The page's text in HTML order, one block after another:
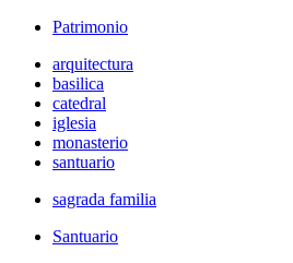
Patrimonio
arquitectura
basilica
catedral
iglesia
monasterio
santuario
sagrada familia
Santuario